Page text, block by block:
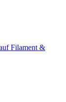
Filament &